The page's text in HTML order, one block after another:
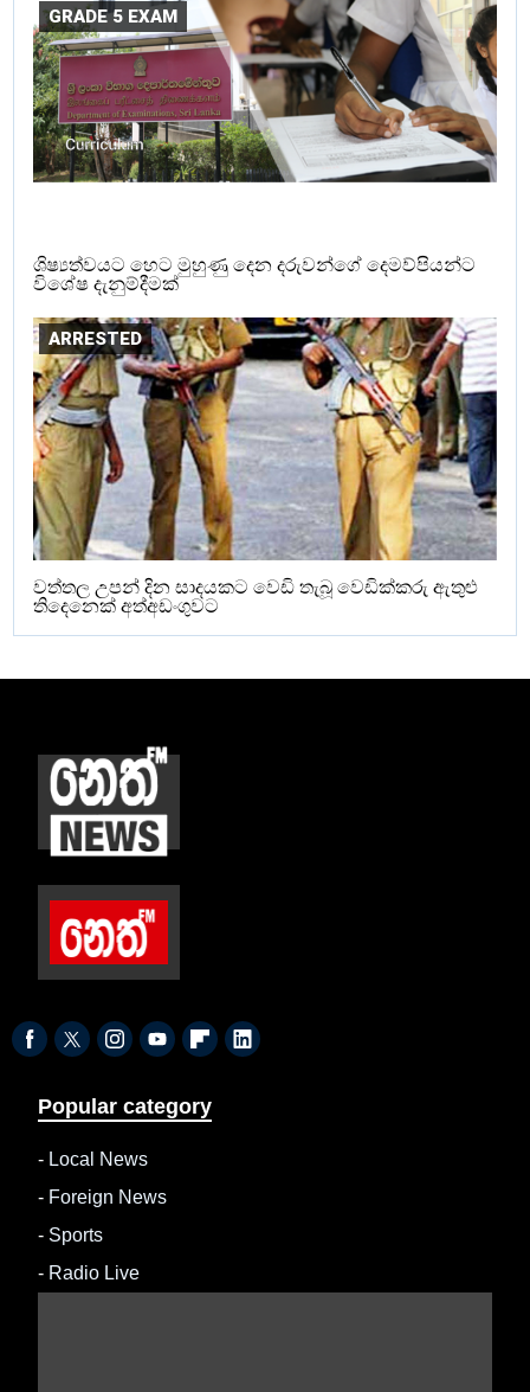
GRADE 5 EXAM
ශිෂ්‍යත්වයට හෙට මුහුණු දෙන දරුවන්ගේ දෙමව්පියන්ට
විශේෂ දැනුම්දීමක්
ARRESTED
වත්තල උපන් දින සාදයකට වෙඩි තැබූ වෙඩික්කරු ඇතුළු
තිදෙනෙක් අත්අඩංගුවට
Popular category
- Local News
- Foreign News
- Sports
- Radio Live